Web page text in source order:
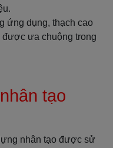
ứng dụng, thạch cao
được ưa chuộng trong
tạo
nhân tạo được sử